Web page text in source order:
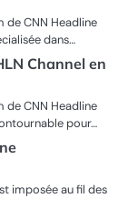
de CNN Headline
dans…
Channel en
de CNN Headline
pour…
imposée au fil des